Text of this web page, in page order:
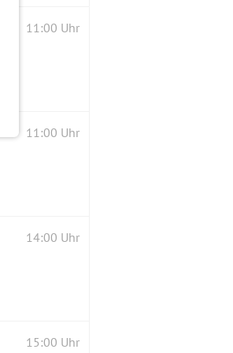
11:00 Uhr
11:00 Uhr
14:00 Uhr
15:00 Uhr